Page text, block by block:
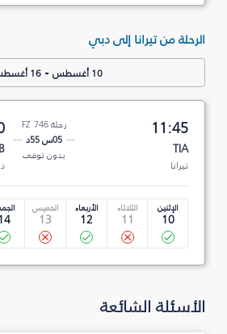
الرحلة من تيرانا إلى دبي
10 أغسطس -16 أغسطس
11:45
TIA
تيرانا
رحلة FZ 746
05س 55د
بدون توقف
الإثنين
10
الثلاثاء
11
الأربعاء
12
الخميس
13
14
الأسئلة الشائعة